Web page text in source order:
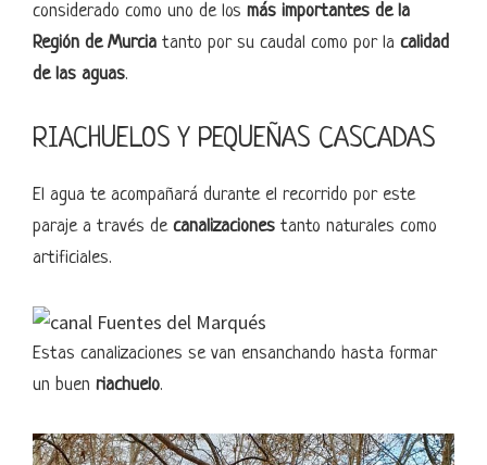
considerado como uno de los más importantes de la
Región de Murcia tanto por su caudal como por la calidad
de las aguas.
RIACHUELOS Y PEQUEÑAS CASCADAS
El agua te acompañará durante el recorrido por este
paraje a través de canalizaciones tanto naturales como
artificiales.
Estas canalizaciones se van ensanchando hasta formar
un buen riachuelo.